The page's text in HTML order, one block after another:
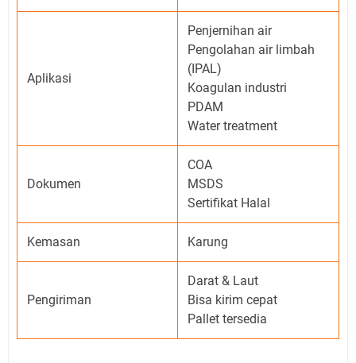
Aplikasi
Penjernihan air
Pengolahan air limbah
(IPAL)
Koagulan industri
PDAM
Water treatment
Dokumen
COA
MSDS
Sertifikat Halal
Kemasan Karung
Pengiriman
Darat & Laut
Bisa kirim cepat
Pallet tersedia